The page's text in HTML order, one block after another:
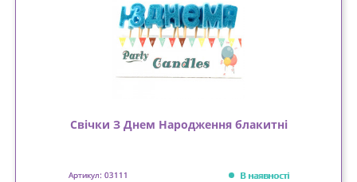
Свічки З Днем Народження блакитні
Артикул: 03111 В наявності